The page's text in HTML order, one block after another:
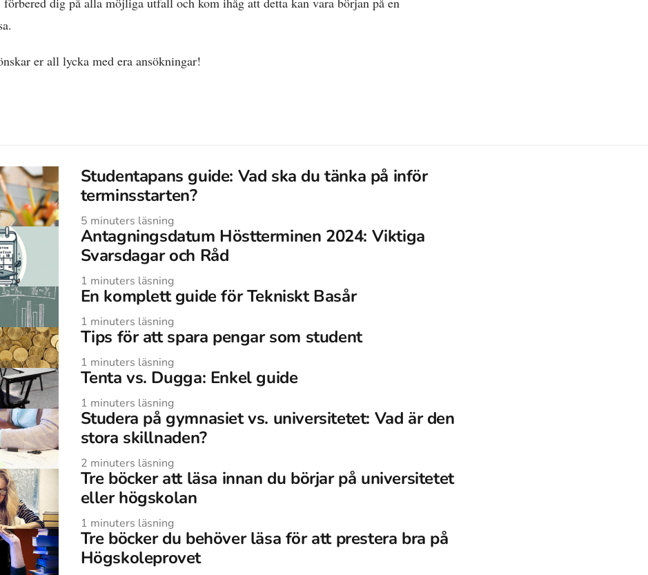
er all lycka med era ansökningar!
Studentapans guide: Vad ska du tänka på inför
terminsstarten?
5 minuters läsning
Antagningsdatum Höstterminen 2024: Viktiga
Svarsdagar och Råd
1 minuters läsning
En komplett guide för Tekniskt Basår
1 minuters läsning
Tips för att spara pengar som student
1 minuters läsning
Tenta vs. Dugga: Enkel guide
1 minuters läsning
Studera på gymnasiet vs. universitetet: Vad är den
stora skillnaden?
2 minuters läsning
Tre böcker att läsa innan du börjar på universitetet
eller högskolan
1 minuters läsning
Tre böcker du behöver läsa för att prestera bra på
Högskoleprovet